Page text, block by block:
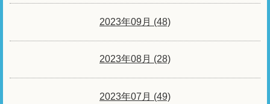
2023年09月 (48)
2023年08月 (28)
2023年07月 (49)